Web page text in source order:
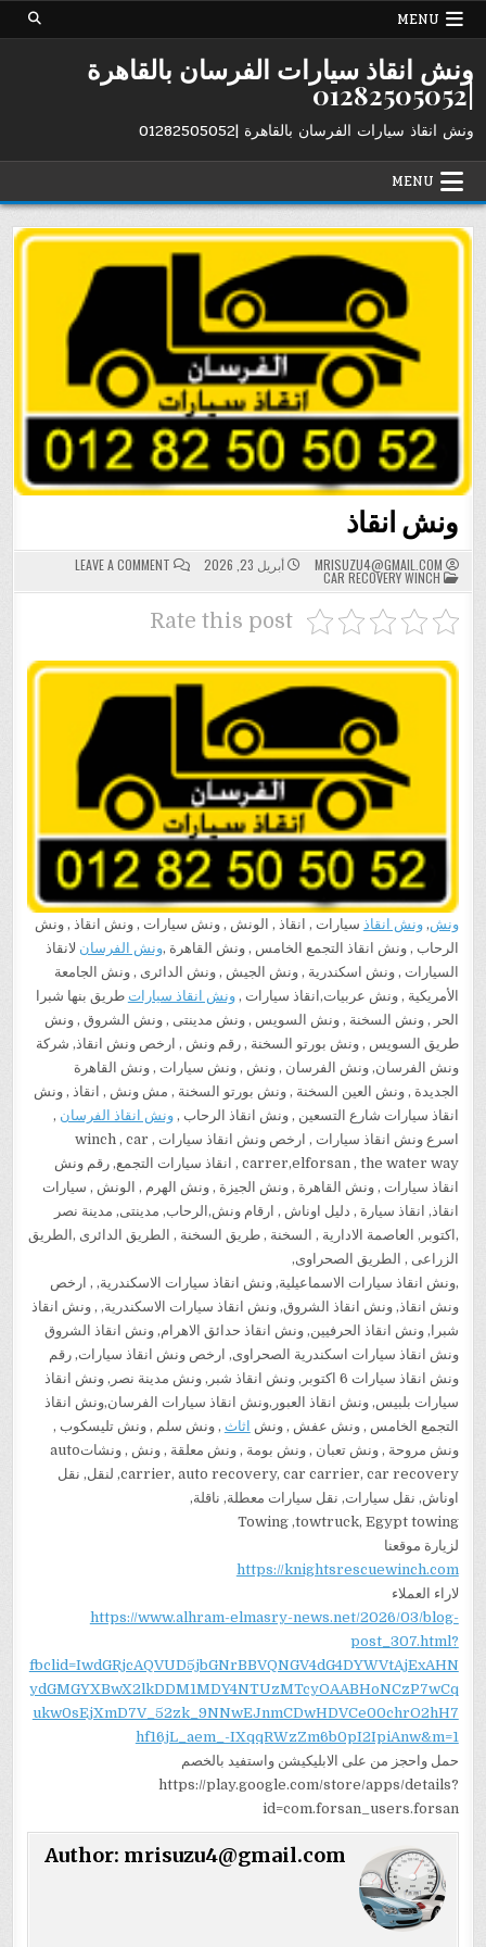
Skip
MENU
ونش انقاذ سيارات الفرسان بالقاهرة
|01282505052
ونش انقاذ سيارات الفرسان بالقاهرة |01282505052
MENU
ونش انقاذ
MRISUZU4@GMAIL.COM أبريل 23, 2026 LEAVE A COMMENT
ON
ونش
انقاذ
POSTED
IN
CAR RECOVERY WINCH
Rate this post
ونش,ونش انقاذ سيارات , انقاذ , الونش , ونش سيارات , ونش انقاذ , ونش
الرحاب , ونش انقاذ التجمع الخامس , ونش القاهرة ,ونش الفرسان لانقاذ
السيارات , ونش اسكندرية , ونش الجيش , ونش الدائرى , ونش الجامعة
الأمريكية , ونش عربيات,انقاذ سيارات ,ونش انقاذ سيارات طريق بنها شبرا
الحر , ونش السخنة , ونش السويس , ونش مدينتى , ونش الشروق , ونش
طريق السويس , ونش بورتو السخنة , رقم ونش , ارخص ونش انقاذ, شركة
ونش الفرسان, ونش الفرسان , ونش , ونش سيارات , ونش القاهرة
الجديدة , ونش العين السخنة , ونش بورتو السخنة , مش ونش , انقاذ , ونش
انقاذ سيارات شارع التسعين , ونش انقاذ الرحاب ,ونش انقاذ الفرسان ,
اسرع ونش انقاذ سيارات , ارخص ونش انقاذ سيارات , winch , car
carrer,elforsan , the water way , انقاذ سيارات التجمع, رقم ونش
انقاذ سيارات , ونش القاهرة , ونش الجيزة , ونش الهرم , الونش , سيارات
انقاذ, انقاذ سيارة , دليل اوناش , ارقام ونش,الرحاب, مدينتى, مدينة نصر
,اكتوبر, العاصمة الادارية , السخنة , طريق السخنة , الطريق الدائرى ,الطريق
الزراعى , الطريق الصحراوى,
,ونش انقاذ سيارات الاسماعيلية, ونش انقاذ سيارات الاسكندرية, , ارخص
ونش انقاذ, ونش انقاذ الشروق, ونش انقاذ سيارات الاسكندرية, , ونش انقاذ
شبرا, ونش انقاذ الحرفيين, ونش انقاذ حدائق الاهرام, ونش انقاذ الشروق
ونش انقاذ سيارات اسكندرية الصحراوى, ارخص ونش انقاذ سيارات, رقم
ونش انقاذ سيارات 6 اكتوبر, ونش انقاذ شبر, ونش مدينة نصر, ونش انقاذ
سيارات بلبيس, ونش انقاذ العبور,ونش انقاذ سيارات الفرسان,ونش انقاذ
التجمع الخامس , ونش عفش , ونش اثاث , ونش سلم , ونش تليسكوب ,
ونش مروحة , ونش تعبان , ونش بومة , ونش معلقة , ونش , ونشاتauto
carrier, auto recovery, car carrier, car recovery, لنقل, نقل
اوناش, نقل سيارات, نقل سيارات معطلة, ناقلة,
Towing ,towtruck, Egypt towing
لزيارة موقعنا
https://knightsrescuewinch.com
لاراء العملاء
https://www.alhram-elmasry-news.net/2026/03/blog-
post_307.html?
fbclid=IwdGRjcAQVUD5jbGNrBBVQNGV4dG4DYWVtAjExAHN
ydGMGYXBwX2lkDDM1MDY4NTUzMTcyOAABHoNCzP7wCq
ukw0sEjXmD7V_52zk_9NNwEJnmCDwHDVCe00chrO2hH7
hf16jL_aem_-IXqqRWzZm6b0pI2IpiAnw&m=1
حمل واحجز من على الابليكيشن واستفيد بالخصم
https://play.google.com/store/apps/details?
id=com.forsan_users.forsan
Author: mrisuzu4@gmail.com